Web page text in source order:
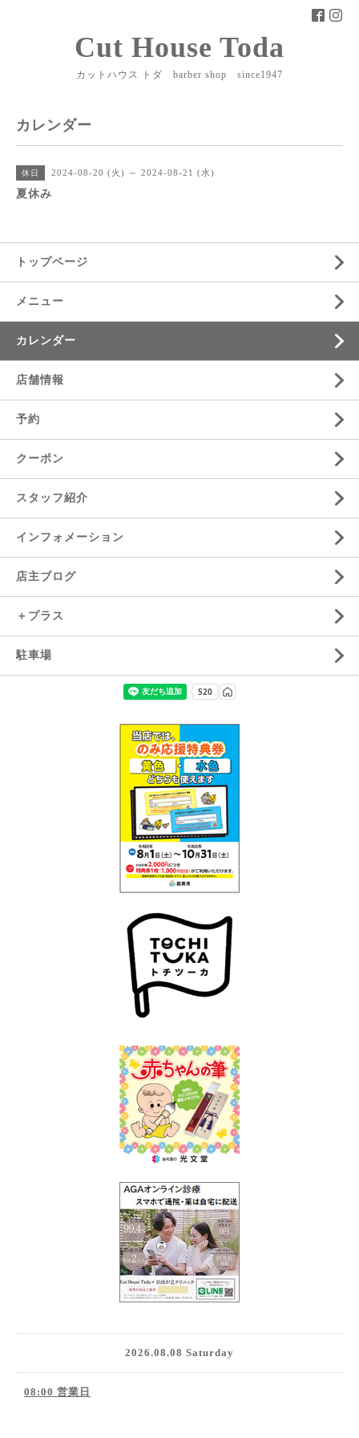
Cut House Toda
カットハウス トダ barber shop since1947
カレンダー
休日 2024-08-20 (火) ～ 2024-08-21 (水)
夏休み
トップページ
メニュー
カレンダー
店舗情報
予約
クーポン
スタッフ紹介
インフォメーション
店主ブログ
＋プラス
駐車場
2026.08.08 Saturday
08:00 営業日